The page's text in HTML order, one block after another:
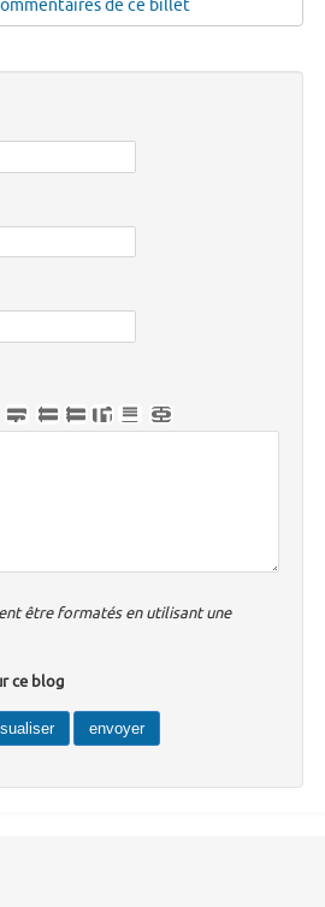
de ce billet
être formatés en utilisant une
ce blog